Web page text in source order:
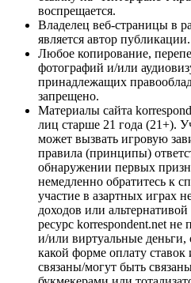
воспрещается.
Владелец веб-страницы в
является автор публикации.
Любое копирование,
фотографий и/или
принадлежащих
запрещено.
Материалы сайта
лиц старше 21 года (21+).
может вызвать игровую
правила (принципы)
обнаружении первых
немедленно обратитесь к
участие в азартных играх
доходов или
ресурс korrespondent.net
и/или виртуальные
какой форме оплату
связаны/могут быть